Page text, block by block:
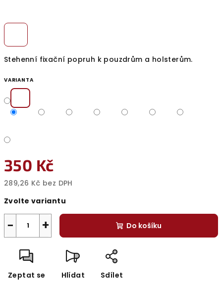
Stehenní fixační popruh k pouzdrům a holsterům.
VARIANTA
350 Kč
289,26 Kč bez DPH
cena:
Zvolte variantu
+
− Do košíku
Zeptat se Hlídat Sdílet